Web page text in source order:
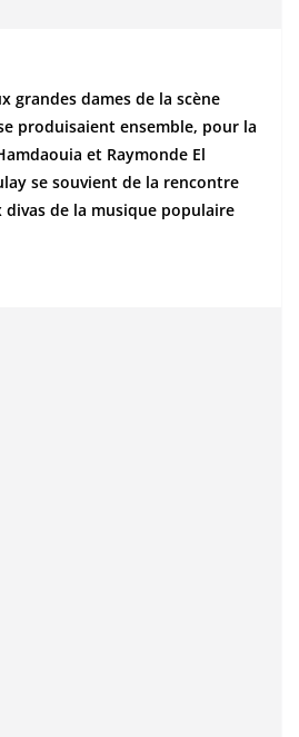
grandes dames de la scène
produisaient ensemble, pour la
et Raymonde El
se souvient de la rencontre
divas de la musique populaire